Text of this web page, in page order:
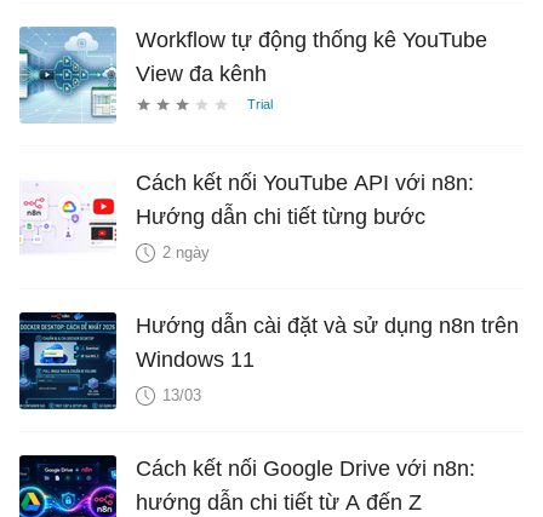
Workflow tự động thống kê YouTube
View đa kênh
Cách kết nối YouTube API với n8n:
Hướng dẫn chi tiết từng bước
2 ngày
Hướng dẫn cài đặt và sử dụng n8n trên
Windows 11
13/03
Cách kết nối Google Drive với n8n:
hướng dẫn chi tiết từ A đến Z